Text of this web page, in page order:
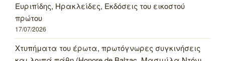
Ευριπίδης, Ηρακλείδες, Εκδόσεις του εικοστού
πρώτου
17/07/2026
Χτυπήματα του έρωτα, πρωτόγνωρες συγκινήσεις